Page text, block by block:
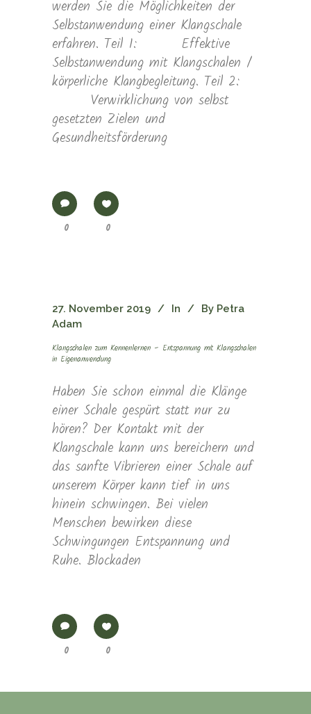
werden Sie die Möglichkeiten der
Selbstanwendung einer Klangschale
erfahren. Teil 1: Effektive
Selbstanwendung mit Klangschalen /
körperliche Klangbegleitung. Teil 2:
Verwirklichung von selbst
gesetzten Zielen und
Gesundheitsförderung
0 0
27. November 2019 In By Petra
Adam
Klangschalen zum Kennenlernen – Entspannung mit Klangschalen
in Eigenanwendung
Haben Sie schon einmal die Klänge
einer Schale gespürt statt nur zu
hören? Der Kontakt mit der
Klangschale kann uns bereichern und
das sanfte Vibrieren einer Schale auf
unserem Körper kann tief in uns
hinein schwingen. Bei vielen
Menschen bewirken diese
Schwingungen Entspannung und
Ruhe. Blockaden
0 0